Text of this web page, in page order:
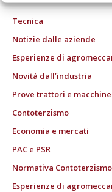
Tecnica
Notizie dalle aziende
Esperienze di
Novità dall’industria
Prove trattori e
Contoterzismo
Economia e mercati
PAC e PSR
Normativa Contoterzismo
Esperienze di